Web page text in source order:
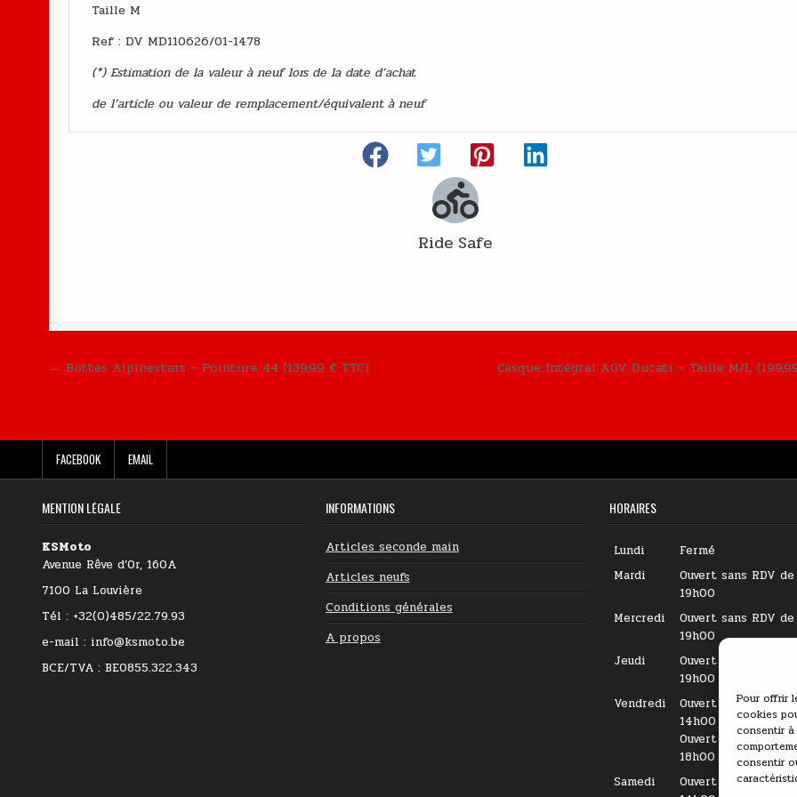
Pour offrir
cookies
consentir
consentir
Taille M
Ref : DV MD110626/01-1478
(*) Estimation de la valeur à neuf lors de la date d’achat
de l’article ou valeur de remplacement/équivalent à neuf
Ride Safe
Navigation de l’article Casque Intégral AGV Ducati – Taille M/L
← Bottes Alpinestars – Pointure 44 (139,99 € TTC)
FACEBOOK EMAIL
MENTION LÉGALE
KSMoto
Avenue Rêve d’Or, 160A
7100 La Louvière
Tél : +32(0)485/22.79.93
e-mail : info@ksmoto.be
BCE/TVA : BE0855.322.343
INFORMATIONS
Articles seconde main
Articles neufs
Conditions générales
A propos
HORAIRES
Lundi
Fermé
Mardi
Ouvert sans RDV
19h00
Mercredi
Ouvert sans RDV
19h00
Jeudi
Ouvert sans RDV
19h00
Vendredi
Ouvert sur RDV de
14h00
Ouvert sans RDV
18h00
Samedi
Ouvert sur RDV de